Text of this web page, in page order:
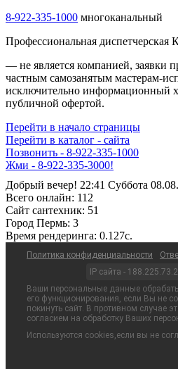
8-922-335-1000 многоканальный
Профессиональная диспетчерская
— не является компанией, заявки
частным самозанятым
исключительно информационный
публичной офертой.
Перейти в начало страницы
Перейти в каталог - сайта
Позвонить - 8-922-335-1000
Жми - 8-922-335-3000!
Добрый вечер! 22:41 Суббота
Всего онлайн: 112
Сайт cантехник: 51
Город Пермь: 3
Время рендеринга: 0.127c.
Политика конфиденциальности
IP сайта -
Ваши персональные данные
его функционирования, если Вы не
покинуть сайт. В противном случае
согласием на обработку Ваших
Используются cookies,если вы не